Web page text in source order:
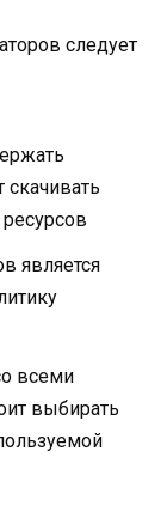
следует
является
всеми
выбирать